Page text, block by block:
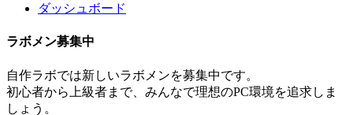
ダッシュボード
ラボメン募集中
自作ラボでは新しいラボメンを募集中です。
初心者から上級者まで、みんなで理想のPC環境を追求しま
しょう。